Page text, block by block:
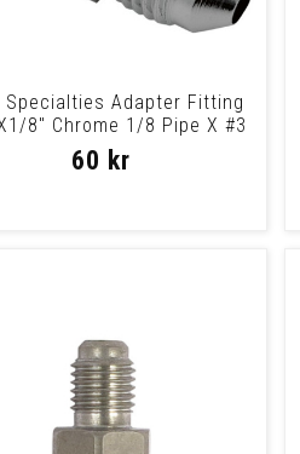
Specialties Adapter Fitting
8" Chrome 1/8 Pipe X #3
Fittin
60 kr